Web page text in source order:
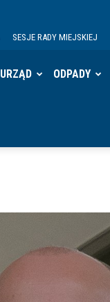
SESJE RADY MIEJSKIEJ
URZĄD ODPADY